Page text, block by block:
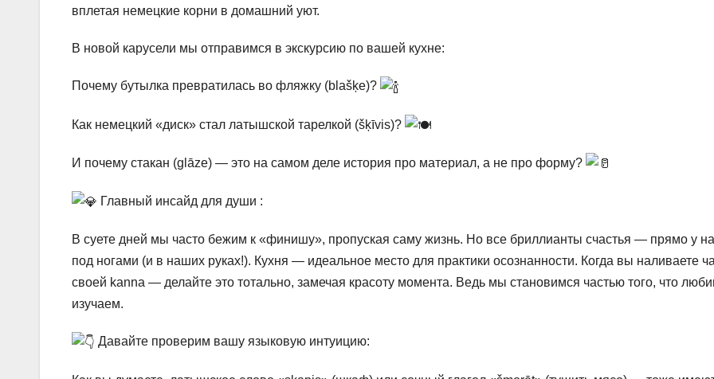
вплетая немецкие корни в домашний уют.
В новой карусели мы отправимся в экскурсию по вашей кухне:
Почему бутылка превратилась во фляжку (blašķe)?
Как немецкий «диск» стал латышской тарелкой (šķīvis)?
И почему стакан (glāze) — это на самом деле история про материал, а не про форму?
Главный инсайд для души :
В суете дней мы часто бежим к «финишу», пропуская саму жизнь. Но все бриллианты счастья — прямо у
под ногами (и в наших руках!). Кухня — идеальное место для практики осознанности. Когда вы наливаете
своей kanna — делайте это тотально, замечая красоту момента. Ведь мы становимся частью того, что
изучаем.
Давайте проверим вашу языковую интуицию: